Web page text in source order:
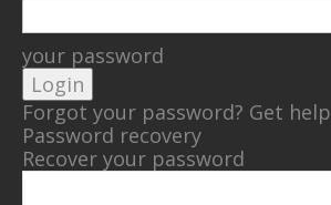
your password
Forgot your password? Get help
Password recovery
Recover your password